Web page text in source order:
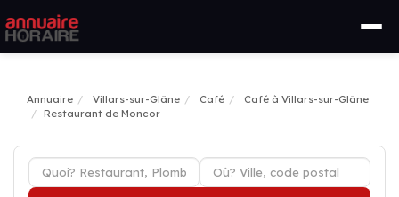
Annuaire Villars-sur-Glâne Café
Café à Villars-sur-Glâne
Restaurant de Moncor